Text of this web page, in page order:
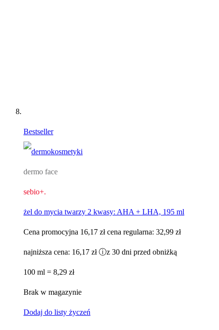
Bestseller
dermo face
sebio+.
żel do mycia twarzy 2 kwasy: AHA + LHA, 195 ml
Cena promocyjna 16,17 zł cena regularna: 32,99 zł
najniższa cena: 16,17 zł ⓘz 30 dni przed obniżką
100 ml = 8,29 zł
Brak w magazynie
Dodaj do listy życzeń